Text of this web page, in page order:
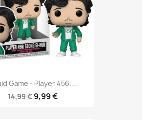
Game - Player 456:...
14,99 € 9,99 €